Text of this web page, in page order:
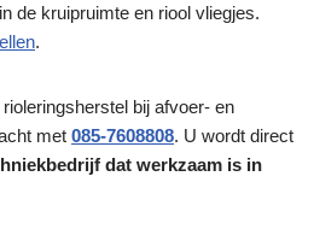
de kruipruimte en riool vliegjes.
.
bij afvoer- en
met 085-7608808. U wordt direct
dat werkzaam is in